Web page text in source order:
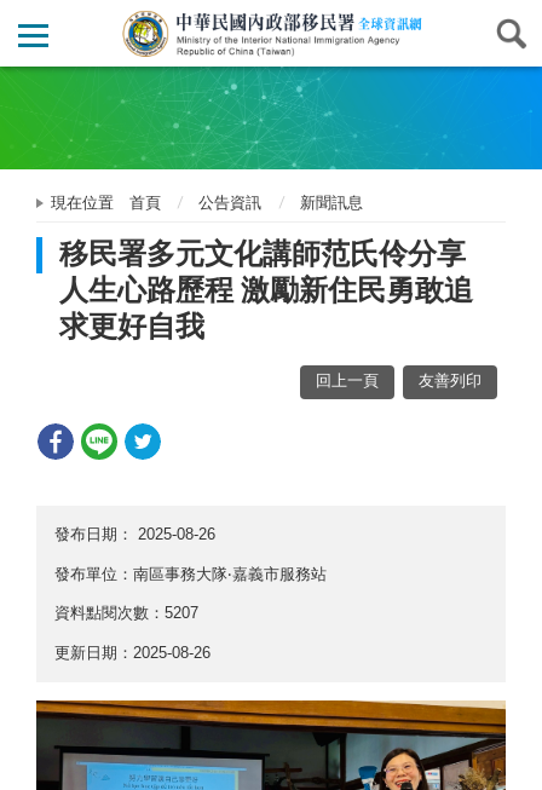
現在位置 首頁 公告資訊 新聞訊息
移民署多元文化講師范氏伶分享
人生心路歷程 激勵新住民勇敢追
求更好自我
回上一頁 友善列印
發布日期： 2025-08-26
發布單位：南區事務大隊‧嘉義市服務站
資料點閱次數：5207
更新日期：2025-08-26